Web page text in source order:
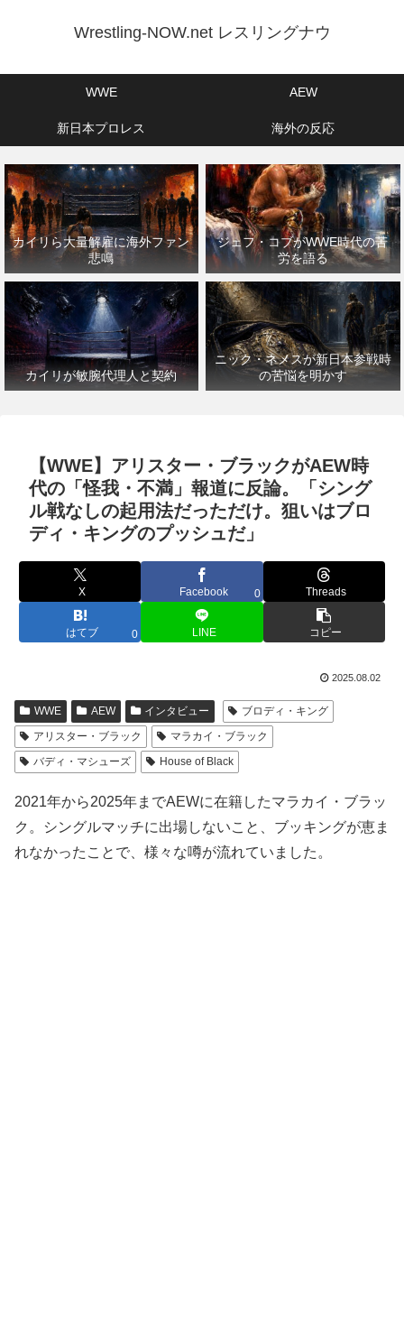
Wrestling-NOW.net レスリングナウ
WWE AEW
新日本プロレス 海外の反応
カイリら大量解雇に海外ファン
悲鳴
ジェフ・コブがWWE時代の苦
労を語る
カイリが敏腕代理人と契約
ニック・ネメスが新日本参戦時
の苦悩を明かす
【WWE】アリスター・ブラックがAEW時
代の「怪我・不満」報道に反論。「シング
ル戦なしの起用法だっただけ。狙いはブロ
ディ・キングのプッシュだ」
X Facebook 0 Threads
はてブ 0 LINE コピー
2025.08.02
WWE AEW インタビュー
ブロディ・キング
アリスター・ブラック
マラカイ・ブラック
バディ・マシューズ
House of Black
2021年から2025年までAEWに在籍したマラカイ・ブラッ
ク。シングルマッチに出場しないこと、ブッキングが恵ま
れなかったことで、様々な噂が流れていました。